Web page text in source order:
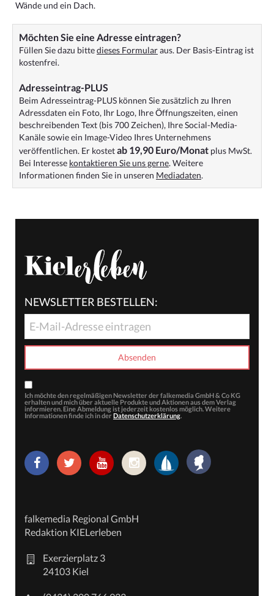
Wände und ein Dach.
Möchten Sie eine Adresse eintragen?
Füllen Sie dazu bittedieses Formularaus. Der Basis-Eintrag ist
kostenfrei.
Adresseintrag-PLUS
Beim Adresseintrag-PLUS können Sie zusätzlich zu Ihren
Adressdaten ein Foto, Ihr Logo, Ihre Öffnungszeiten, einen
beschreibenden Text (bis 700 Zeichen), Ihre Social-Media-
Kanäle sowie ein Image-Video Ihres Unternehmens
veröffentlichen. Er kostetab 19,90 Euro/Monat plus MwSt.
Bei Interesse kontaktieren Sie uns gerne. Weitere
Informationen finden Sie in unseren Mediadaten.
NEWSLETTER BESTELLEN:
Ich möchte den regelmäßigen Newsletter der falkemedia GmbH & Co KG
erhalten und mich über aktuelle Produkte und Aktionen aus dem Verlag
informieren. Eine Abmeldung ist jederzeit kostenlos möglich. Weitere
Informationen finde ich in der Datenschutzerklärung.
falkemedia Regional GmbH
Redaktion KIELerleben
Exerzierplatz 3
24103 Kiel